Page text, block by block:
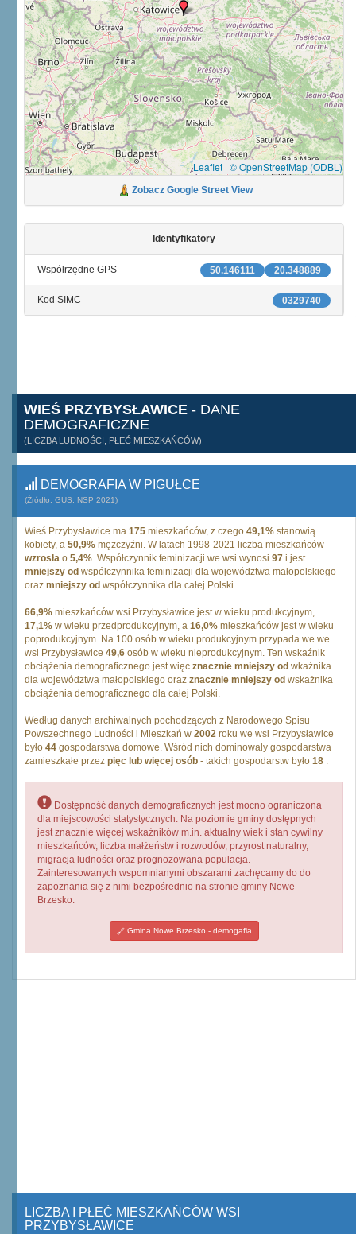
Leaflet | © OpenStreetMap (ODBL)
Zobacz Google Street View
Identyfikatory
20.348889
50.146111
Współrzędne GPS
0329740
Kod SIMC
WIEŚ PRZYBYSŁAWICE - DANE
DEMOGRAFICZNE
(LICZBA LUDNOŚCI, PŁEĆ MIESZKAŃCÓW)
DEMOGRAFIA W PIGUŁCE
(Źródło: GUS, NSP 2021)
Wieś Przybysławice ma 175 mieszkańców, z czego 49,1% stanowią
kobiety, a 50,9% mężczyźni. W latach 1998-2021 liczba mieszkańców
wzrosła o 5,4%. Współczynnik feminizacji we wsi wynosi 97 i jest
mniejszy od współczynnika feminizacji dla województwa małopolskiego
oraz mniejszy od współczynnika dla całej Polski.
66,9% mieszkańców wsi Przybysławice jest w wieku produkcyjnym,
17,1% w wieku przedprodukcyjnym, a 16,0% mieszkańców jest w wieku
poprodukcyjnym. Na 100 osób w wieku produkcyjnym przypada we we
wsi Przybysławice 49,6 osób w wieku nieprodukcyjnym. Ten wskaźnik
obciążenia demograficznego jest więc znacznie mniejszy od wkażnika
dla województwa małopolskiego oraz znacznie mniejszy od wskażnika
obciążenia demograficznego dla całej Polski.
Według danych archiwalnych pochodzących z Narodowego Spisu
Powszechnego Ludności i Mieszkań w 2002 roku we wsi Przybysławice
było 44 gospodarstwa domowe. Wśród nich dominowały gospodarstwa
zamieszkałe przez pięc lub więcej osób - takich gospodarstw było 18 .
Dostępność danych demograficznych jest mocno ograniczona
dla miejscowości statystycznych. Na poziomie gminy dostępnych
jest znacznie więcej wskaźników m.in. aktualny wiek i stan cywilny
mieszkańców, liczba małżeństw i rozwodów, przyrost naturalny,
migracja ludności oraz prognozowana populacja.
Zainteresowanych wspomnianymi obszarami zachęcamy do do
zapoznania się z nimi bezpośrednio na stronie gminy Nowe
Brzesko.
Gmina Nowe Brzesko - demogafia
LICZBA I PŁEĆ MIESZKAŃCÓW WSI
PRZYBYSŁAWICE